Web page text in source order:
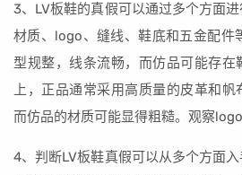
3、LV板鞋的真假可以通过多个方面进
材质、logo、缝线、鞋底和五金配件
型规整，线条流畅，而仿品可能存在
上，正品通常采用高质量的皮革和帆
而仿品的材质可能显得粗糙。观察
4、判断LV板鞋真假可以从多个方面